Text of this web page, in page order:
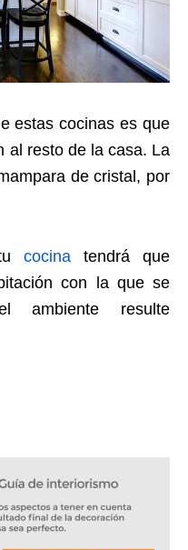
estas cocinas es que
al resto de la casa. La
de cristal, por
cocina tendrá que
con la que se
ambiente resulte